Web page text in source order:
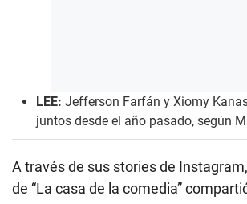
LEE: Jefferson Farfán y Xiomy
juntos desde el año pasado, según
A través de sus stories de
de “La casa de la comedia”